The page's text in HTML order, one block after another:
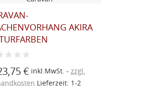
AKIRA
€ inkl.MwSt.
zzgl.
Lieferzeit: 1-2